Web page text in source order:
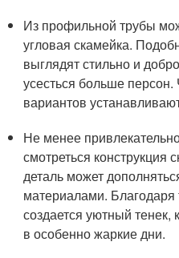
Из профильной трубы
угловая скамейка.
выглядят стильно и
усесться больше
вариантов
Не менее
смотреться конструкция
деталь может
материалами.
создается уютный тенек,
в особенно жаркие дни.